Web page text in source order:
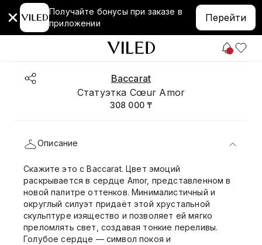
Получайте бонусы при заказе в
приложении
Перейти
Baccarat
Статуэтка Cœur Amor
308 000 ₸
Описание
Скажите это с Baccarat. Цвет эмоций
раскрывается в сердце Amor, представленном в
новой палитре оттенков. Минималистичный и
округлый силуэт придаёт этой хрустальной
скульптуре изящество и позволяет ей мягко
преломлять свет, создавая тонкие переливы.
Голубое сердце — символ покоя и